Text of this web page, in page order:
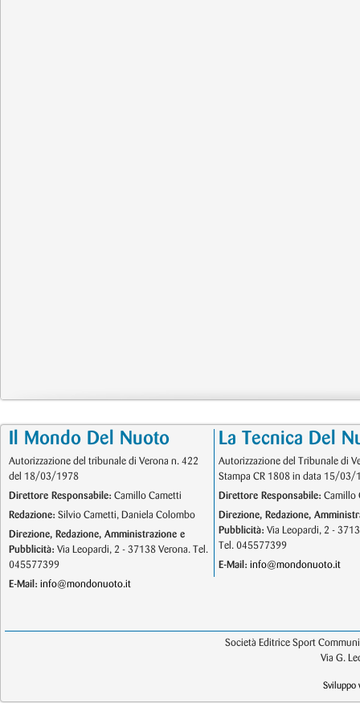
Il Mondo Del Nuoto
Autorizzazione del tribunale di Verona n. 422
del 18/03/1978
Direttore Responsabile: Camillo Cametti
Redazione: Silvio Cametti, Daniela Colombo
Direzione, Redazione, Amministrazione e
Pubblicità: Via Leopardi, 2 - 37138 Verona. Tel.
045577399
E-Mail: info@mondonuoto.it
La Tecnica Del
Autorizzazione del Tribunale di
Stampa CR 1808 in data 15/03/
Direttore Responsabile: Camillo
Direzione, Redazione,
Pubblicità: Via Leopardi, 2 -
Tel. 045577399
E-Mail: info@mondonuoto.it
Società Editrice Sport
Via G.
Sviluppo